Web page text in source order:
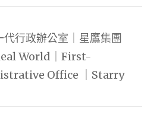
行政辦公室｜星鷹集團
World｜First-
Office ｜Starry